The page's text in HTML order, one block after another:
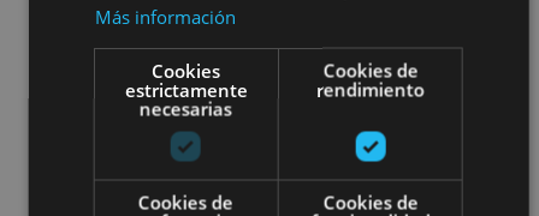
Castillos y fortalezas
Arquitectura civil
Museos y centros expositivos
Más información
Cookies
estrictamente
necesarias
Cookies de
rendimiento
Cookies de
Cookies de